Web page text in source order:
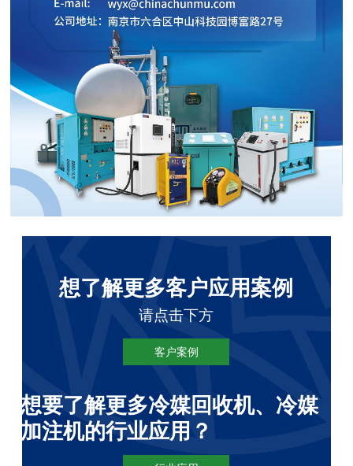
想了解更多客户应用案例
请点击下方
客户案例
想要了解更多冷媒回收机、冷媒
加注机的行业应用？